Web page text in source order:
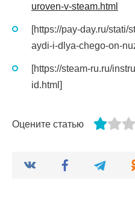
uroven-v-steam.html
[https://pay-day.ru/stati/
aydi-i-dlya-chego-on-
[https://steam-ru.ru/
id.html]
Оцените статью